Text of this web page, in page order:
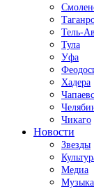
Тель-
Тула
Уфа
Хадера
Чикаго
Новости
Звезды
Медиа
Музыка